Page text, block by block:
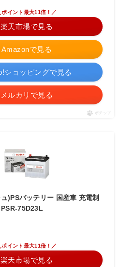
Amazonで見る
ポイント最大11倍！／
楽天市場で見る
ショッピングで見る
メルカリで見る
ポチップ
)PSバッテリー 国産車 充電制
75D23L
ポイント最大11倍！／
楽天市場で見る